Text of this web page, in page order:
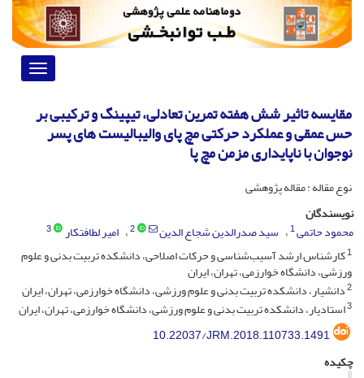
Toggle
مقایسه تاثیر شش هفته تمرین تعادلی، تیپینگ و ترکیبی بر
حس عمقی و عملکرد حرکتی مچ پای والیبالیست های پسر
نوجوان با ناپایداری مزمن مچ پا
نوع مقاله : مقاله پژوهشی
نویسندگان
محمود حاتمی1 سید صدرالدین شجاع الدین 2 امیر لطافتکار
3
1کارشناس ارشد آسیب‌شناسی و حرکات اصلاحی، دانشکده تربیت بدنی و علوم
ورزشی، دانشگاه خوارزمی، تهران، ایران
2دانشیار، دانشکده تربیت بدنی و علوم ورزشی، دانشگاه خوارزمی، تهران، ایران
3استادیار، دانشکده تربیت بدنی و علوم ورزشی، دانشگاه خوارزمی، تهران، ایران
10.22037/JRM.2018.110733.1491
چکیده